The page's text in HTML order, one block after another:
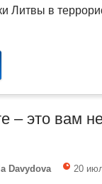
Литвы в
– это вам
Davydova 20